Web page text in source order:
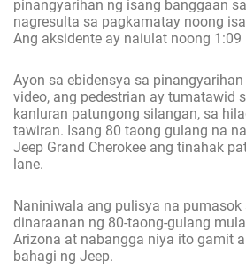
pinangyarihan ng isang banggaan
nagresulta sa pagkamatay noong
Ang aksidente ay naiulat noong 1:09
Ayon sa ebidensya sa
video, ang pedestrian ay tumatawid
kanluran patungong silangan, sa
tawiran. Isang 80 taong gulang na
Jeep Grand Cherokee ang tinahak
lane.
Naniniwala ang pulisya na
dinaraanan ng 80-taong-gulang
Arizona at nabangga niya ito gamit
bahagi ng Jeep.